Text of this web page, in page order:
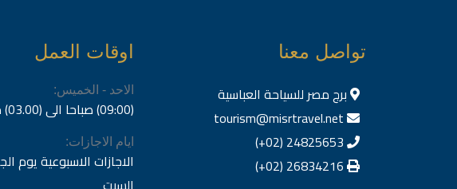
تواصل معنا
برج مصر للسياحة العباسية
اوقات العمل
الاحد - الخميس:
(09:00) صباحا الى (03.00) مساء
ايام الاجازات:
الاجازات الاسبوعية يوم